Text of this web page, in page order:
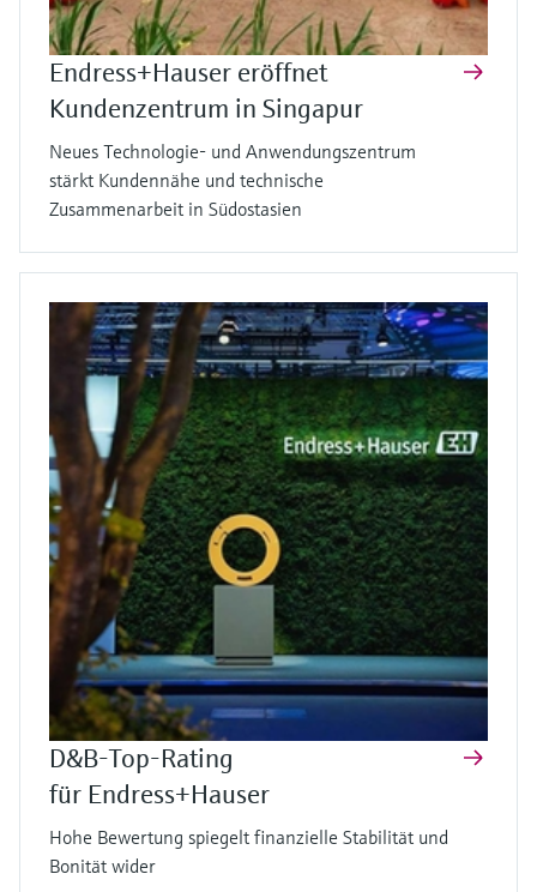
Endress+Hauser eröffnet
Kundenzentrum in Singapur
Neues Technologie- und Anwendungszentrum
stärkt Kundennähe und technische
Zusammenarbeit in Südostasien
D&B-Top-Rating
für Endress+Hauser
Hohe Bewertung spiegelt finanzielle Stabilität und
Bonität wider